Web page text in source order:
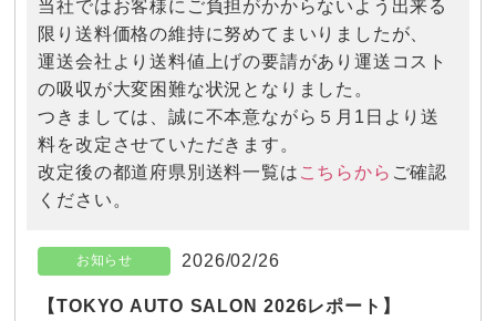
限り送料価格の維持に努めてまいりましたが、
運送会社より送料値上げの要請があり運送コスト
の吸収が大変困難な状況となりました。
つきましては、誠に不本意ながら５月1日より送
料を改定させていただきます。
改定後の都道府県別送料一覧は こちらから
ご確認
ください。
お知らせ 2026/02/26
【TOKYO AUTO SALON 2026レポート】